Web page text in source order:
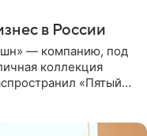
в России
— компанию, под
коллекция
«Пятый